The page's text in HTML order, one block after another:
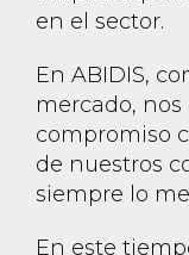
en el sector.
En ABIDIS,
mercado,
compromiso
de nuestros
siempre lo
En este